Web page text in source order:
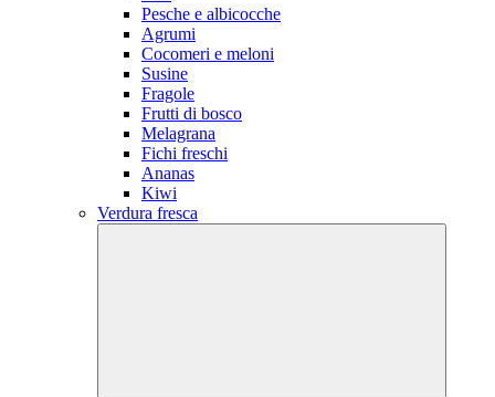
Pesche e albicocche
Agrumi
Cocomeri e meloni
Susine
Fragole
Frutti di bosco
Melagrana
Fichi freschi
Ananas
Kiwi
Verdura fresca